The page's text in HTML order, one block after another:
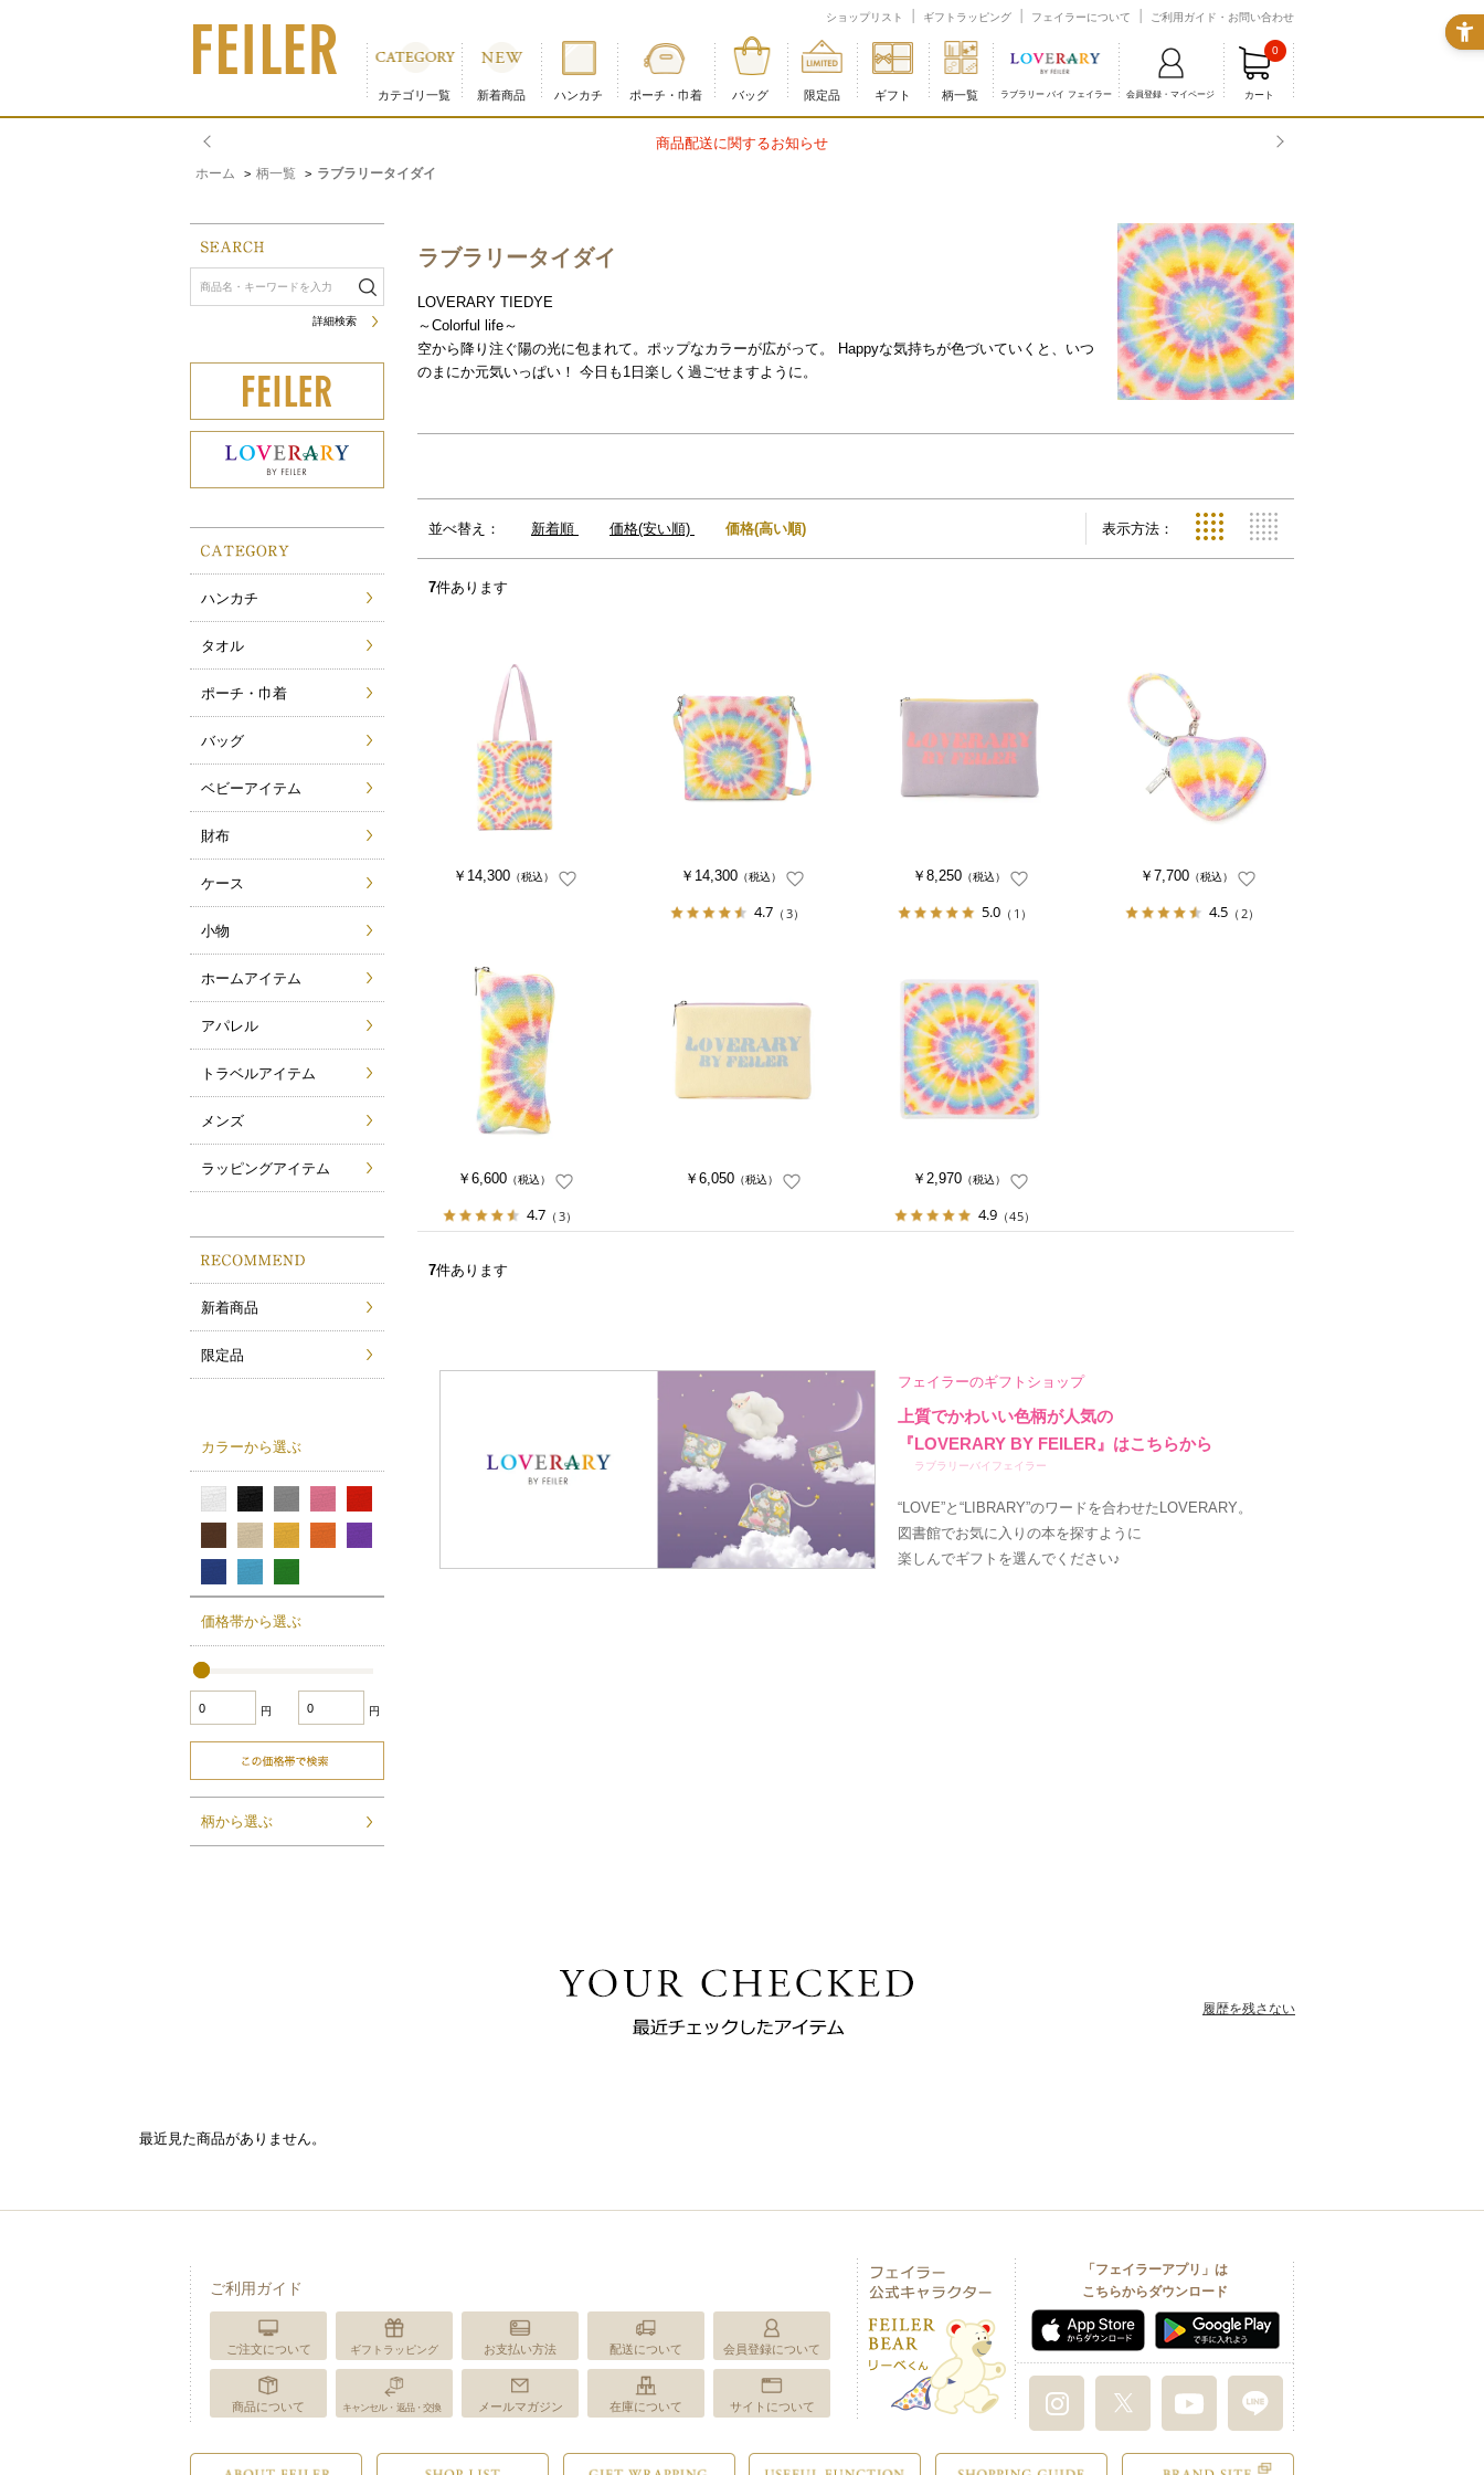
ショップリスト ギフトラッピング フェイラーについて ご利用ガイド・お問い合わせ
カテゴリ一覧 新着商品 ハンカチ ポーチ・巾着 バッグ 限定品 ギフト 柄一覧 ラブラリー バイ フェイラー 会員登録・マイページ カート
0
商品配送に関するお知らせ
ホーム > 柄一覧 > ラブラリータイダイ
ラブラリータイダイ
LOVERARY TIEDYE
～Colorful life～
空から降り注ぐ陽の光に包まれて。ポップなカラーが広がって。 Happyな気持ちが色づいていくと、いつ
のまにか元気いっぱい！ 今日も1日楽しく過ごせますように。
表示方法：
サムネイル(4列)サムネイル(5列) 並べ替え： 新着順 価格(安い順) 価格(高い順)
7件あります
￥14,300 （税込） ￥14,300 （税込）
4.7 （3）
￥8,250（税込）
5.0 （1）
￥7,700（税込）
4.5 （2）
￥6,600（税込）
4.7 （3）
￥6,050（税込） ￥2,970（税込）
4.9 （45）
7件あります
フェイラーのギフトショップ
上質でかわいい色柄が人気の
『LOVERARY BY FEILER』はこちらから
ラブラリーバイフェイラー
“LOVE”と“LIBRARY”のワードを合わせたLOVERARY。
図書館でお気に入りの本を探すように
楽しんでギフトを選んでください♪
詳細検索
ハンカチ
タオル
ポーチ・巾着
バッグ
ベビーアイテム
財布
ケース
小物
ホームアイテム
アパレル
トラベルアイテム
メンズ
ラッピングアイテム
新着商品
限定品
カラーから選ぶ
価格帯から選ぶ
円 円
柄から選ぶ
最近見た商品がありません。
履歴を残さない
ご利用ガイド
ご注文について ギフトラッピング お支払い方法 配送について 会員登録について
商品について キャンセル・返品・交換 メールマガジン 在庫について サイトについて
「フェイラーアプリ」は
こちらからダウンロード